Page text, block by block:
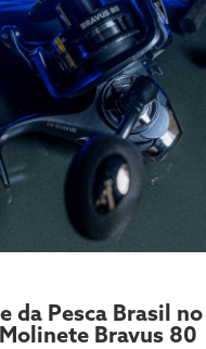
da Pesca Brasil
Bravus 80